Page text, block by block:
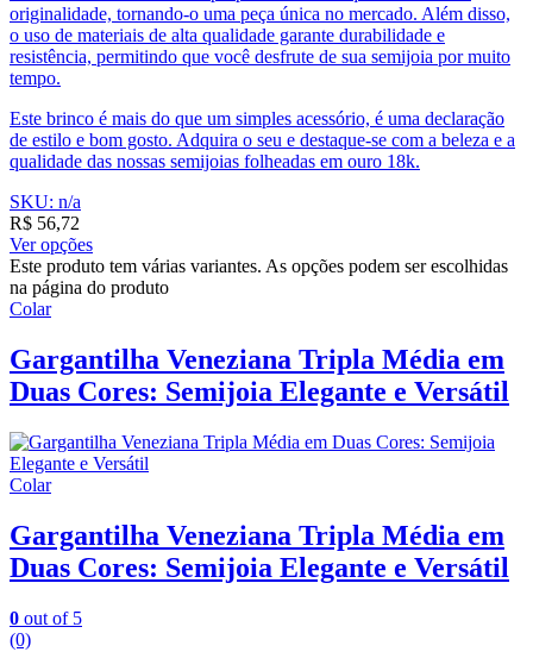
originalidade, tornando-o uma peça única no mercado. Além disso,
o uso de materiais de alta qualidade garante durabilidade e
resistência, permitindo que você desfrute de sua semijoia por muito
tempo.
Este brinco é mais do que um simples acessório, é uma declaração
de estilo e bom gosto. Adquira o seu e destaque-se com a beleza e a
qualidade das nossas semijoias folheadas em ouro 18k.
SKU: n/a
R$ 56,72
Ver opções
Este produto tem várias variantes. As opções podem ser escolhidas
na página do produto
Colar
Gargantilha Veneziana Tripla Média em
Duas Cores: Semijoia Elegante e Versátil
Colar
Gargantilha Veneziana Tripla Média em
Duas Cores: Semijoia Elegante e Versátil
0 out of 5
(0)